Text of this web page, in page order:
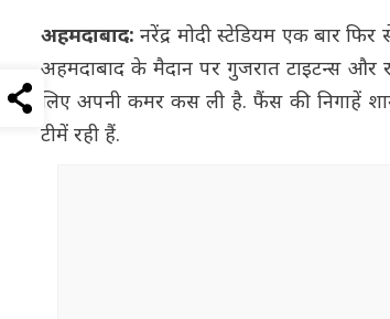
अहमदाबाद:नरेंद्र मोदी स्टेडियम एक बार
अहमदाबाद के मैदान पर गुजरात टाइटन्स
लिए अपनी कमर कस ली है. फैंस की निगाहें शाम
टीमें रही हैं.